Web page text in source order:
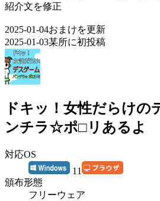
紹介文を修正
2025-01-04おまけを更新
2025-01-03某所に初投稿
ドキッ！女性だらけ
ンチラ☆ポ□リあるよ
対応OS
11
頒布形態
フリーウェア